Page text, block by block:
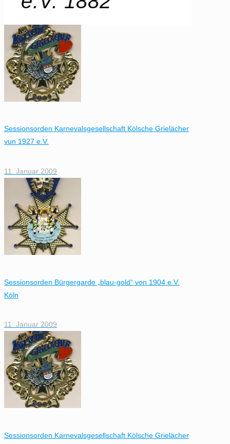
Sessionsorden Karnevalsgesellschaft Kölsche Grielächer
vun 1927 e.V.
11. Januar 2009
Sessionsorden Bürgergarde „blau-gold“ von 1904 e.V.
Köln
11. Januar 2009
Sessionsorden Karnevalsgesellschaft Kölsche Grielächer